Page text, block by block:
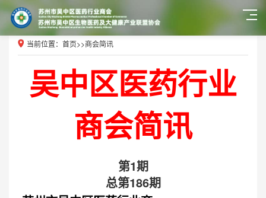
当前位置： 首页>>商会简讯
吴中区医药行业
商会简讯
第1期
总第186期